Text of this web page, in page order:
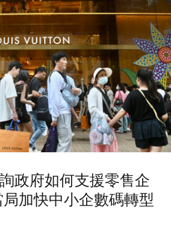
政府如何支援零售企
加快中小企數碼轉型